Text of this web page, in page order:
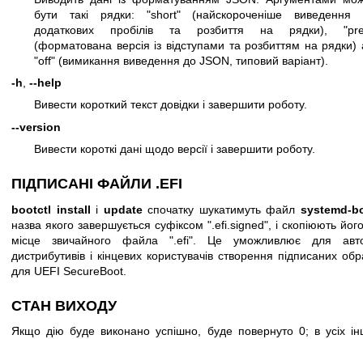
бути такі рядки: "short" (найскороченіше виведення
додаткових пробілів та розбиття на рядки),
(форматована версія із відступами та розбиттям на рядки)
"off" (вимикання виведення до JSON, типовий варіант).
-h --help
Вивести короткий текст довідки і завершити роботу.
--version
Вивести короткі дані щодо версії і завершити роботу.
ПІДПИСАНІ ФАЙЛИ .EFI
bootctl install і updateспочатку шукатимуть файлsystemd-
назва якого завершується суфіксом ".efi.signed", і скопіюють
місце звичайного файла ".efi". Це уможливлює для
дистрибутивів і кінцевих користувачів створення підписаних
для UEFI SecureBoot.
СТАН ВИХОДУ
Якщо дію буде виконано успішно, буде повернуто 0; в усіх